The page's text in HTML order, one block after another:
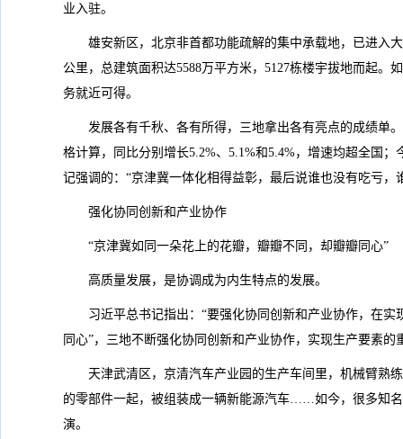
业入驻。
雄安新区，北京非首都功能疏解的集中承载地，已进入
公里，总建筑面积达5588万平方米，5127栋楼宇拔地而起
务就近可得。
发展各有千秋、各有所得，三地拿出各有亮点的成绩单
格计算，同比分别增长5.2%、5.1%和5.4%，增速均超全国
记强调的：“京津冀一体化相得益彰，最后说谁也没有吃亏，
强化协同创新和产业协作
“京津冀如同一朵花上的花瓣，瓣瓣不同，却瓣瓣同心”
高质量发展，是协调成为内生特点的发展。
习近平总书记指出：“要强化协同创新和产业协作，在
同心”，三地不断强化协同创新和产业协作，实现生产要素的
天津武清区，京清汽车产业园的生产车间里，机械臂熟
的零部件一起，被组装成一辆新能源汽车……如今，很多知
演。